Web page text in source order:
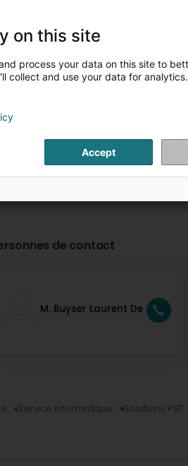
de contact
M. Buyser Laurent De
Service informatique Solutions PSF
on this site
process your data on this site to
collect and use your data for
Accept